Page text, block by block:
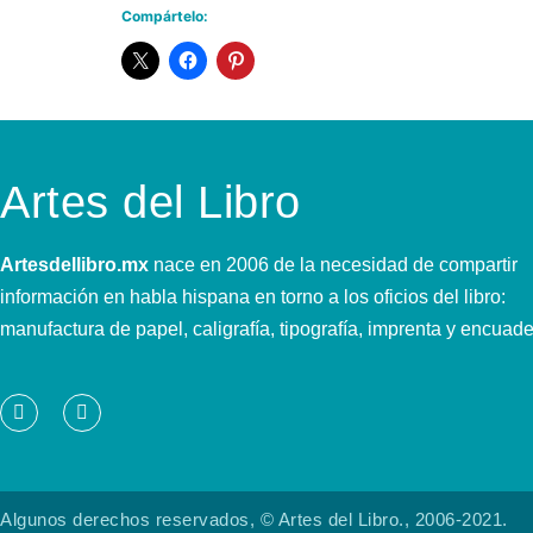
Compártelo:
Artes del Libro
Artesdellibro.mx nace en 2006 de la necesidad de compartir
información en habla hispana en torno a los oficios del libro:
manufactura de papel, caligrafía, tipografía, imprenta y
Algunos derechos reservados, © Artes del Libro., 2006-2021.